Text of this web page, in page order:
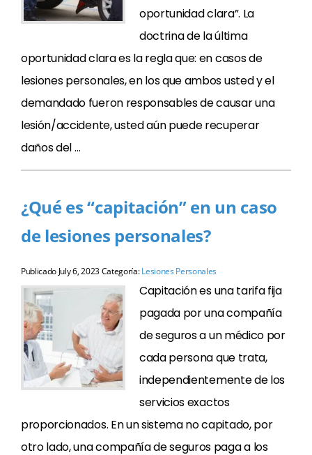
oportunidad clara”. La
doctrina de la última
oportunidad clara es la regla que: en casos de
lesiones personales, en los que ambos usted y el
demandado fueron responsables de causar una
lesión/accidente, usted aún puede recuperar
daños del …
¿Qué es “capitación” en un caso
de lesiones personales?
Publicado July 6, 2023Categoría:Lesiones Personales
Capitación es una tarifa fija
pagada por una compañía
de seguros a un médico por
cada persona que trata,
independientemente de los
servicios exactos
proporcionados. En un sistema no capitado, por
otro lado, una compañía de seguros paga a los